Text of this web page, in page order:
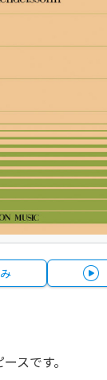
スです。